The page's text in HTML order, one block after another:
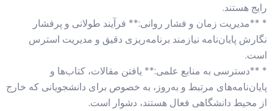
رایج هستند.
* **مدیریت زمان و فشار روانی:** فرآیند طولانی و پرفشار
نگارش پایان‌نامه نیازمند برنامه‌ریزی دقیق و مدیریت استرس
است.
* **دسترسی به منابع علمی:** یافتن مقالات، کتاب‌ها و
پایان‌نامه‌های مرتبط و به‌روز، به خصوص برای دانشجویانی که خارج
از محیط دانشگاهی فعال هستند، دشوار است.